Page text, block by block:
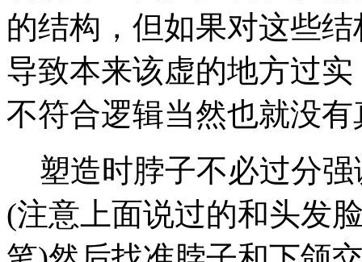
的结构，但如果对这些
导致本来该虚的地方过
不符合逻辑当然也就没
塑造时脖子不必过分强
(注意上面说过的和头发